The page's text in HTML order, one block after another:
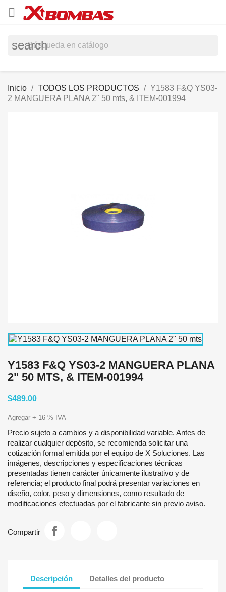

search
Inicio TODOS LOS PRODUCTOS
Y1583 F&Q YS03-
2 MANGUERA PLANA 2" 50 mts, & ITEM-001994
Y1583 F&Q YS03-2 MANGUERA PLANA
2" 50 MTS, & ITEM-001994
$489.00
Agregar + 16 % IVA
Precio sujeto a cambios y a disponibilidad variable. Antes de
realizar cualquier depósito, se recomienda solicitar una
cotización formal emitida por el equipo de X Soluciones. Las
imágenes, descripciones y especificaciones técnicas
presentadas tienen carácter únicamente ilustrativo y de
referencia; el producto final podrá presentar variaciones en
diseño, color, peso y dimensiones, como resultado de
modificaciones efectuadas por el fabricante sin previo aviso.
Compartir
Descripción Detalles del producto